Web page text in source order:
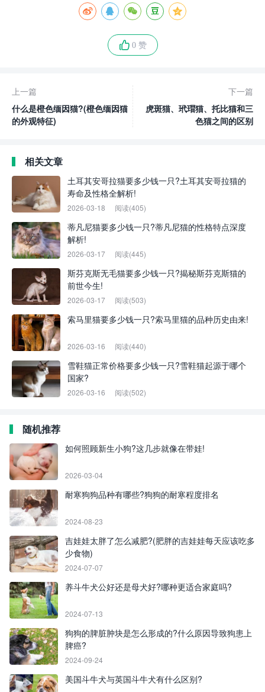
0 赞
上一篇
什么是橙色缅因猫?(橙色缅因猫
的外观特征)
下一篇
虎斑猫、玳瑁猫、托比猫和三
色猫之间的区别
相关文章
土耳其安哥拉猫要多少钱一只?土耳其安哥拉猫的
寿命及性格全解析!
2026-03-18 阅读(405)
蒂凡尼猫要多少钱一只?蒂凡尼猫的性格特点深度
解析!
2026-03-17 阅读(445)
斯芬克斯无毛猫要多少钱一只?揭秘斯芬克斯猫的
前世今生!
2026-03-17 阅读(503)
索马里猫要多少钱一只?索马里猫的品种历史由来!
2026-03-16 阅读(440)
雪鞋猫正常价格要多少钱一只?雪鞋猫起源于哪个
国家?
2026-03-16 阅读(502)
随机推荐
如何照顾新生小狗?这几步就像在带娃!
2026-03-04
耐寒狗狗品种有哪些?狗狗的耐寒程度排名
2024-08-23
吉娃娃太胖了怎么减肥?(肥胖的吉娃娃每天应该吃多
少食物)
2024-07-07
养斗牛犬公好还是母犬好?哪种更适合家庭吗?
2024-07-13
狗狗的脾脏肿块是怎么形成的?什么原因导致狗患上
脾癌?
2024-09-24
美国斗牛犬与英国斗牛犬有什么区别?